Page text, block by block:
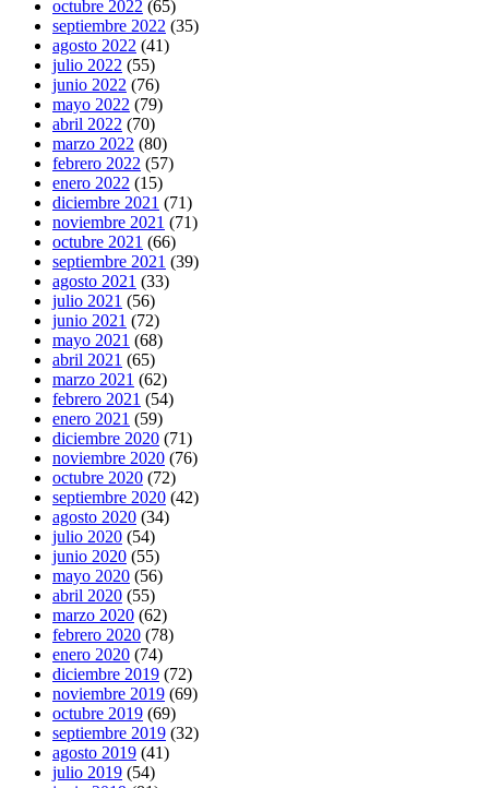
octubre 2022 (65)
septiembre 2022 (35)
agosto 2022 (41)
julio 2022 (55)
junio 2022 (76)
mayo 2022 (79)
abril 2022 (70)
marzo 2022 (80)
febrero 2022 (57)
enero 2022 (15)
diciembre 2021 (71)
noviembre 2021 (71)
octubre 2021 (66)
septiembre 2021 (39)
agosto 2021 (33)
julio 2021 (56)
junio 2021 (72)
mayo 2021 (68)
abril 2021 (65)
marzo 2021 (62)
febrero 2021 (54)
enero 2021 (59)
diciembre 2020 (71)
noviembre 2020 (76)
octubre 2020 (72)
septiembre 2020 (42)
agosto 2020 (34)
julio 2020 (54)
junio 2020 (55)
mayo 2020 (56)
abril 2020 (55)
marzo 2020 (62)
febrero 2020 (78)
enero 2020 (74)
diciembre 2019 (72)
noviembre 2019 (69)
octubre 2019 (69)
septiembre 2019 (32)
agosto 2019 (41)
julio 2019 (54)